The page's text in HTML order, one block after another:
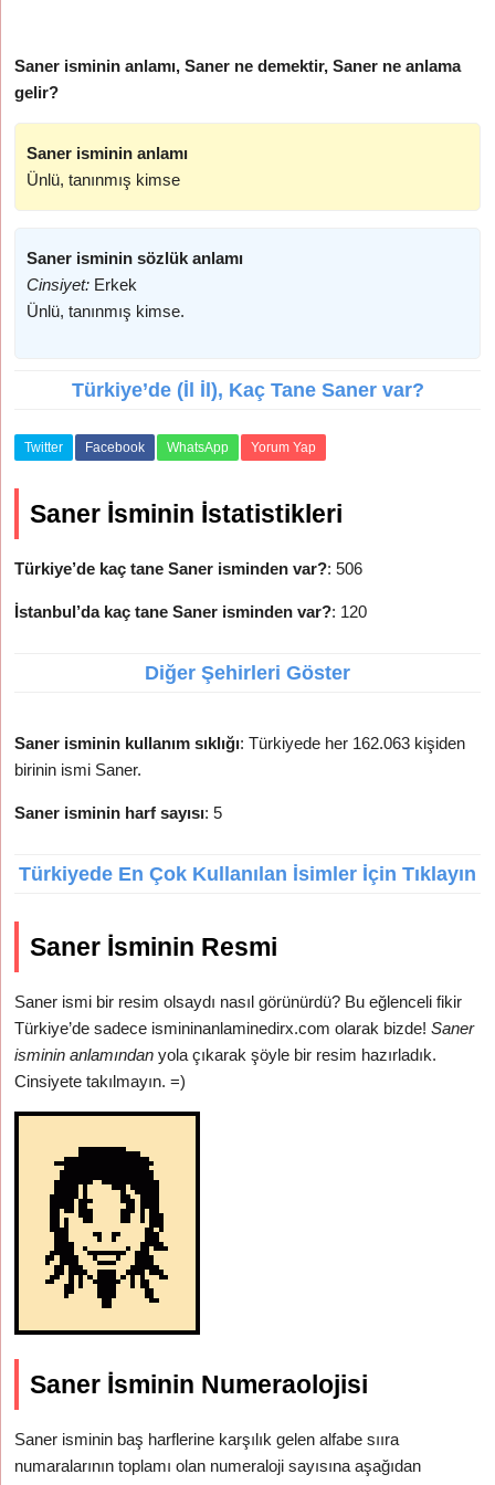
Saner isminin anlamı, Saner ne demektir, Saner ne anlama
gelir?
Saner isminin anlamı
Ünlü, tanınmış kimse
Saner isminin sözlük anlamı
Cinsiyet: Erkek
Ünlü, tanınmış kimse.
Türkiye’de (İl İl), Kaç Tane Saner var?
Twitter Facebook WhatsApp Yorum Yap
Saner İsminin İstatistikleri
Türkiye’de kaç tane Saner isminden var?: 506
İstanbul’da kaç tane Saner isminden var?: 120
Diğer Şehirleri Göster
Saner isminin kullanım sıklığı: Türkiyede her 162.063 kişiden
birinin ismi Saner.
Saner isminin harf sayısı: 5
Türkiyede En Çok Kullanılan İsimler İçin Tıklayın
Saner İsminin Resmi
Saner ismi bir resim olsaydı nasıl görünürdü? Bu eğlenceli fikir
Türkiye’de sadece ismininanlaminedirx.com olarak bizde!Saner
isminin anlamından yola çıkarak şöyle bir resim hazırladık.
Cinsiyete takılmayın. =)
Saner İsminin Numeraolojisi
Saner isminin baş harflerine karşılık gelen alfabe sııra
numaralarının toplamı olan numeraloji sayısına aşağıdan